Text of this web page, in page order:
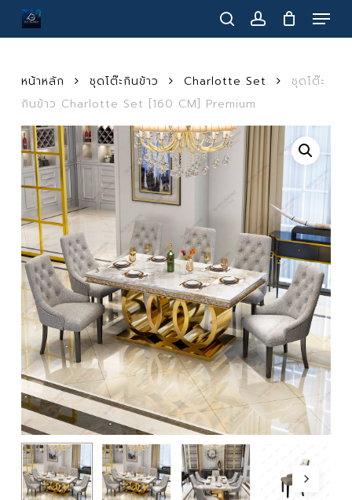
Skip
searchaccount
Menu
หน้าหลัก ชุดโต๊ะกินข้าว Charlotte Set
ชุดโต๊ะ
กินข้าว Charlotte Set [160 CM] Premium